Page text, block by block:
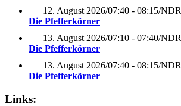
12. August 2026/07:40 - 08:15/NDR
Die Pfefferkörner
13. August 2026/07:10 - 07:40/NDR
Die Pfefferkörner
13. August 2026/07:40 - 08:15/NDR
Die Pfefferkörner
Links: